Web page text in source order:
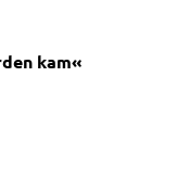
kam«